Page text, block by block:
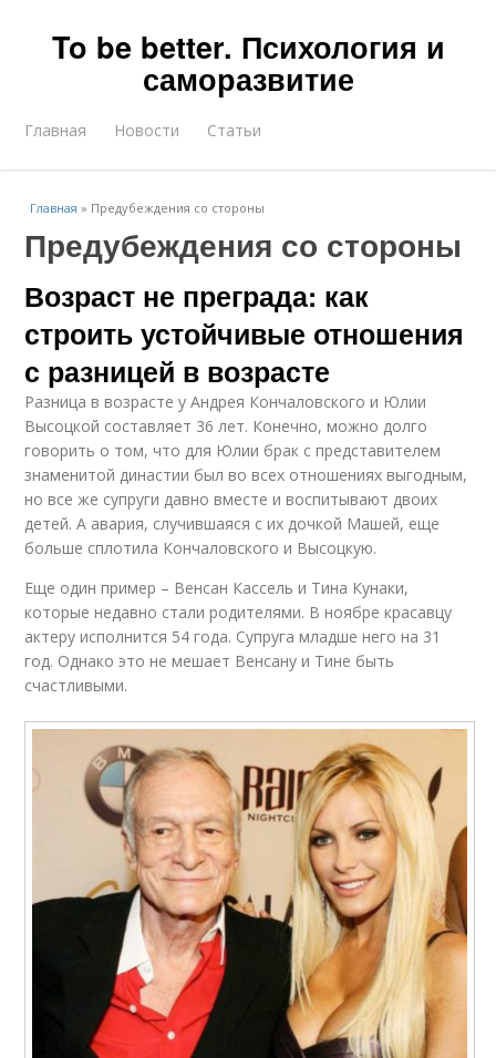
To be better. Психология и
саморазвитие
Главная Новости Статьи
Главная » Предубеждения со стороны
Предубеждения со стороны
Возраст не преграда: как
строить устойчивые отношения
с разницей в возрасте
Разница в возрасте у Андрея Кончаловского и Юлии
Высоцкой составляет 36 лет. Конечно, можно долго
говорить о том, что для Юлии брак с представителем
знаменитой династии был во всех отношениях выгодным,
но все же супруги давно вместе и воспитывают двоих
детей. А авария, случившаяся с их дочкой Машей, еще
больше сплотила Кончаловского и Высоцкую.
Еще один пример – Венсан Кассель и Тина Кунаки,
которые недавно стали родителями. В ноябре красавцу
актеру исполнится 54 года. Супруга младше него на 31
год. Однако это не мешает Венсану и Тине быть
счастливыми.